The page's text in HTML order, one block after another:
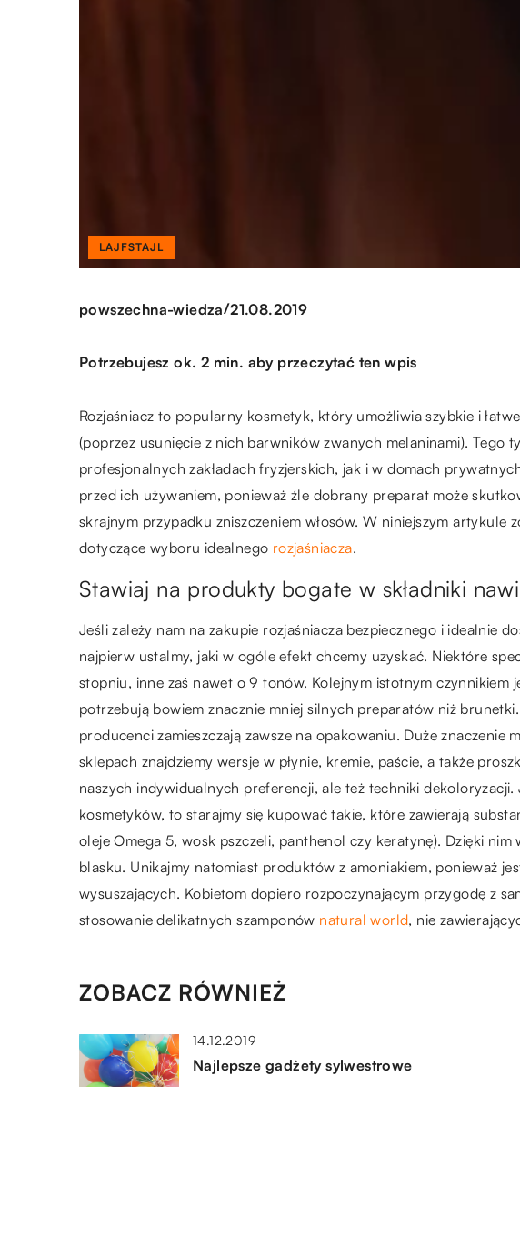
LAJFSTAJL
powszechna-wiedza/21.08.2019
Potrzebujesz ok. 2 min. aby przeczytać ten wpis
Rozjaśniacz to popularny kosmetyk, który umożliwia szybkie i
(poprzez usunięcie z nich barwników zwanych melaninami). Tego
profesjonalnych zakładach fryzjerskich, jak i w domach
przed ich używaniem, ponieważ źle dobrany preparat może
skrajnym przypadku zniszczeniem włosów. W niniejszym artykule
dotyczące wyboru idealnego rozjaśniacza.
Stawiaj na produkty bogate w składniki
Jeśli zależy nam na zakupie rozjaśniacza bezpiecznego i idealnie
najpierw ustalmy, jaki w ogóle efekt chcemy uzyskać. Niektóre
stopniu, inne zaś nawet o 9 tonów. Kolejnym istotnym
potrzebują bowiem znacznie mniej silnych preparatów niż
producenci zamieszczają zawsze na opakowaniu. Duże znaczenie
sklepach znajdziemy wersje w płynie, kremie, paście, a także
naszych indywidualnych preferencji, ale też techniki dekoloryzacji.
kosmetyków, to starajmy się kupować takie, które zawierają
oleje Omega 5, wosk pszczeli, panthenol czy keratynę). Dzięki nim
blasku. Unikajmy natomiast produktów z amoniakiem, ponieważ
wysuszających. Kobietom dopiero rozpoczynającym przygodę z
stosowanie delikatnych szamponów natural world, nie
ZOBACZ RÓWNIEŻ
14.12.2019
Najlepsze gadżety sylwestrowe